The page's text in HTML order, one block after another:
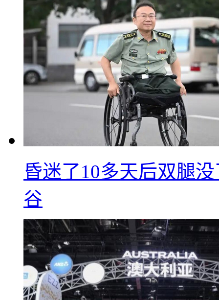
昏迷了10多天后双腿
谷